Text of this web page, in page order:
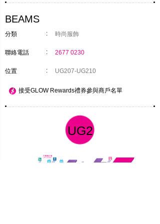
BEAMS
分類 : 時尚服飾
聯絡電話 : 2677 0230
位置 : UG207-UG210
接受GLOW Rewards禮券參與商戶名單
UG2